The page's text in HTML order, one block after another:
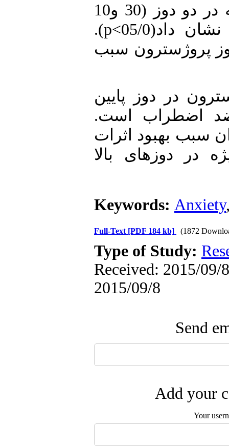
). در حالی که در دو دوز (30 و10
داد(05/0
p<
).
ث به تنهایی و همراه با 3 دوز پروژسترون سبب
در دوز پایین
ضد اضطراب است.
سبب بهبود اثرات
در دوزهای بالا
Keywords: Anxiety
Full-Text [PDF 184 kb] (1872
Type of Study:
Received: 2015/09/
2015/09/8
Send
Add your
Your